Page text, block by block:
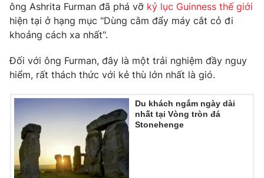
Góc doanh nghiệp
Truyền hình
Phim VTV
Hậu trường
Nhân vật
Giải sao mai
Giải trí
Điện ảnh
Sao
Đời sống
Du lịch
Làm đẹp
Chất lượng cuộc sống
Giáo dục
Tuyển sinh
Học trực tuyến
Công nghệ
Hitech Công nghệ tương lai
ông Ashrita Furman đã phá vỡ kỷ lục Guinness thế giới
hiện tại ở hạng mục "Dùng cằm đẩy máy cắt cỏ đi
khoảng cách xa nhất".
Đối với ông Furman, đây là một trải nghiệm đầy nguy
hiểm, rất thách thức với kẻ thù lớn nhất là gió.
Du khách ngắm ngày dài
nhất tại Vòng tròn đá
Stonehenge